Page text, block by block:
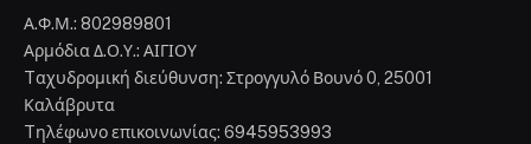
Α.Φ.Μ.: 802989801
Αρμόδια Δ.Ο.Υ.: ΑΙΓΙΟΥ
Tαχυδρομική διεύθυνση: Στρογγυλό Βουνό 0, 25001
Καλάβρυτα
Tηλέφωνο επικοινωνίας: 6945953993